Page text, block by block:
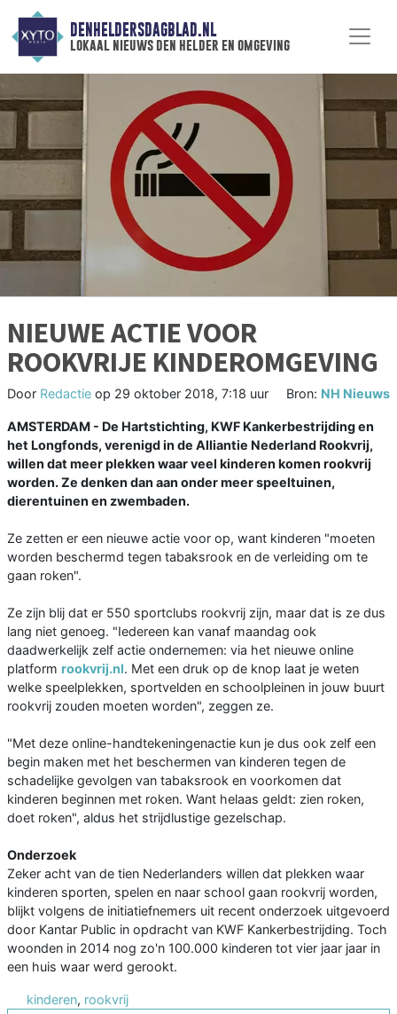
DENHELDERSDAGBLAD.NL
lokaal nieuws den helder en omgeving
NIEUWE ACTIE VOOR
ROOKVRIJE KINDEROMGEVING
Door Redactie op 29 oktober 2018, 7:18 uur Bron: NH Nieuws
AMSTERDAM - De Hartstichting, KWF Kankerbestrijding en
het Longfonds, verenigd in de Alliantie Nederland Rookvrij,
willen dat meer plekken waar veel kinderen komen rookvrij
worden. Ze denken dan aan onder meer speeltuinen,
dierentuinen en zwembaden.
Ze zetten er een nieuwe actie voor op, want kinderen "moeten
worden beschermd tegen tabaksrook en de verleiding om te
gaan roken".
Ze zijn blij dat er 550 sportclubs rookvrij zijn, maar dat is ze dus
lang niet genoeg. "Iedereen kan vanaf maandag ook
daadwerkelijk zelf actie ondernemen: via het nieuwe online
platform rookvrij.nl. Met een druk op de knop laat je weten
welke speelplekken, sportvelden en schoolpleinen in jouw buurt
rookvrij zouden moeten worden", zeggen ze.
"Met deze online-handtekeningenactie kun je dus ook zelf een
begin maken met het beschermen van kinderen tegen de
schadelijke gevolgen van tabaksrook en voorkomen dat
kinderen beginnen met roken. Want helaas geldt: zien roken,
doet roken", aldus het strijdlustige gezelschap.
Onderzoek
Zeker acht van de tien Nederlanders willen dat plekken waar
kinderen sporten, spelen en naar school gaan rookvrij worden,
blijkt volgens de initiatiefnemers uit recent onderzoek uitgevoerd
door Kantar Public in opdracht van KWF Kankerbestrijding. Toch
woonden in 2014 nog zo'n 100.000 kinderen tot vier jaar jaar in
een huis waar werd gerookt.
kinderen, rookvrij